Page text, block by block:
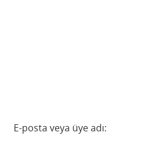
E-posta veya üye adı: